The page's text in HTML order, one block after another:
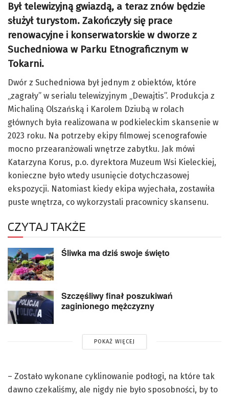
Był telewizyjną gwiazdą, a teraz znów będzie
służył turystom. Zakończyły się prace
renowacyjne i konserwatorskie w dworze z
Suchedniowa w Parku Etnograficznym w
Tokarni.
Dwór z Suchedniowa był jednym z obiektów, które
„zagrały” w serialu telewizyjnym „Dewajtis”. Produkcja z
Michaliną Olszańską i Karolem Dziubą w rolach
głównych była realizowana w podkieleckim skansenie w
2023 roku. Na potrzeby ekipy filmowej scenografowie
mocno przearanżowali wnętrze zabytku. Jak mówi
Katarzyna Korus, p.o. dyrektora Muzeum Wsi Kieleckiej,
konieczne było wtedy usunięcie dotychczasowej
ekspozycji. Natomiast kiedy ekipa wyjechała, zostawiła
puste wnętrza, co wykorzystali pracownicy skansenu.
CZYTAJ TAKŻE
Śliwka ma dziś swoje święto
Szczęśliwy finał poszukiwań
zaginionego mężczyzny
POKAŻ WIĘCEJ
– Zostało wykonane cyklinowanie podłogi, na które tak
dawno czekaliśmy, ale nigdy nie było sposobności, by to